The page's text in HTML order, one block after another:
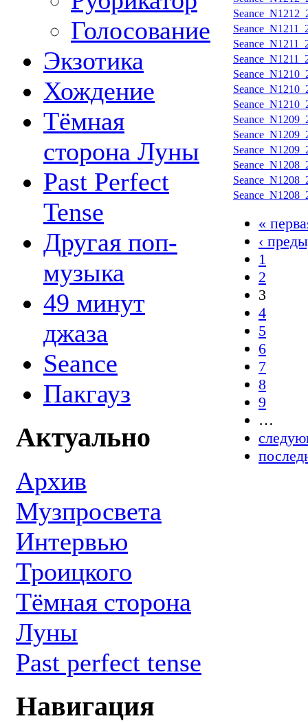
Голосование
Экзотика
Хождение
Тёмная
сторона Луны
Past Perfect
Tense
Другая поп-
музыка
49 минут
джаза
Seance
Пакгауз
Актуально
Архив
Музпросвета
Интервью
Троицкого
Тёмная сторона
Луны
Past perfect tense
Навигация
«
‹
1
2
3
4
5
6
7
8
9
…